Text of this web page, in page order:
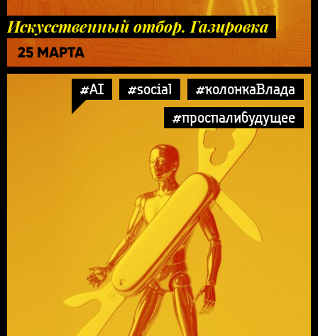
Искусственный отбор. Газировка
25 МАРТА
#AI #social
#колонкаВлада
#проспалибудущее